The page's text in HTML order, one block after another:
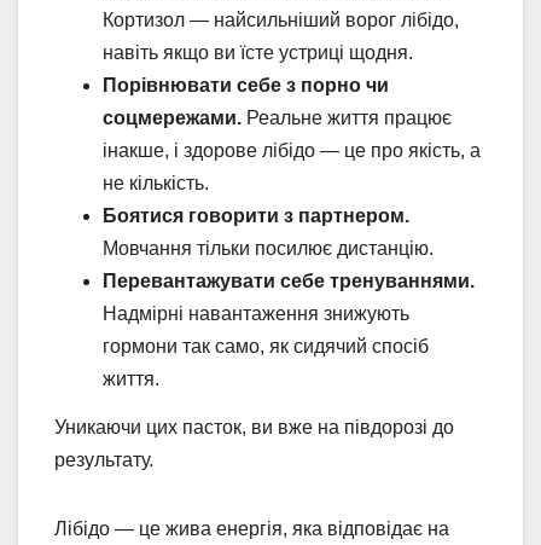
Кортизол — найсильніший ворог лібідо,
навіть якщо ви їсте устриці щодня.
Порівнювати себе з порно чи
соцмережами. Реальне життя працює
інакше, і здорове лібідо — це про якість, а
не кількість.
Боятися говорити з партнером.
Мовчання тільки посилює дистанцію.
Перевантажувати себе тренуваннями.
Надмірні навантаження знижують
гормони так само, як сидячий спосіб
життя.
Уникаючи цих пасток, ви вже на півдорозі до
результату.
Лібідо — це жива енергія, яка відповідає на